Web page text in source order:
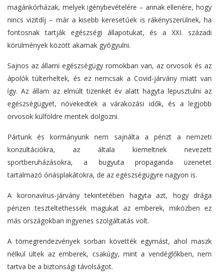
magánkórházak, melyek igénybevételére – annak ellenére, hogy
nincs vizitdíj – már a kisebb keresetűek is rákényszerülnek, ha
fontosnak tartják egészségi állapotukat, és a XXI. századi
körülmények között akarnak gyógyulni.
Sajnos az állami egészségügy romokban van, az orvosok és az
ápolók túlterheltek, és ez nemcsak a Covid-járvány miatt van
így. Az állam az elmúlt tizenkét év alatt hagyta lepusztulni az
egészségügyet, növekedtek a várakozási idők, és a legjobb
orvosok külföldre mentek dolgozni.
Pártunk és kormányunk nem sajnálta a pénzt a nemzeti
konzultációkra, az általa kiemeltnek nevezett
sportberuházásokra, a bugyuta propaganda üzenetet
tartalmazó óriásplakátokra, de az egészségügyre nagyon is.
A koronavírus-járvány tekintetében hagyta azt, hogy drága
pénzen teszteltethessék magukat az emberek, miközben ez
más országokban ingyenes szolgáltatás volt.
A tömegrendezvények sorban követték egymást, ahol maszk
nélkül ültek az emberek, csakúgy, mint a vendéglőkben, nem
tartva be a biztonsági távolságot.